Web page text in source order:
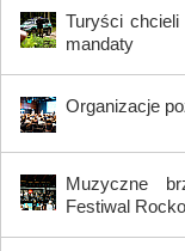
Turyści
mandaty
Organizacje
Muzyczne
Festiwal